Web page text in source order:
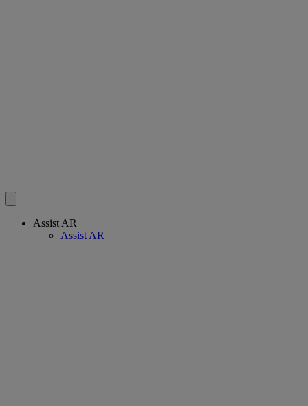
Assist AR
Assist AR